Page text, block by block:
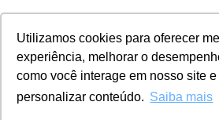
Utilizamos cookies para oferecer
experiência, melhorar o
como você interage em nosso site e
personalizar conteúdo. Saiba mais
menu
Ciarama Máquinas Amambai
John Deere